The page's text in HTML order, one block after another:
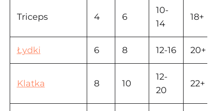
Triceps 4 6
10-
14
18+
Łydki 6 8 12-16 20+
Klatka 8 10
12-
20
22+